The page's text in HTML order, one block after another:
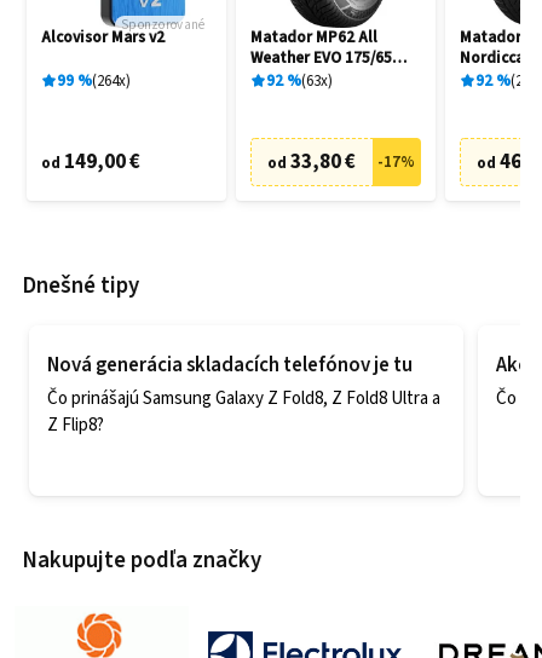
Sponzorované
Alcovisor Mars v2
99% 264x
od 149,00 €
Matador MP62 All
Weather EVO 175/65
R14 82T
92% 63x
od 33,80 € -17%
Matador
Nordicca
91H
92% 241
od
Dnešné tipy
Nová generácia skladacích telefónov je tu
Čo prinášajú Samsung Galaxy Z Fold8, Z Fold8 Ultra a
Z Flip8?
Ako
Čo
Nakupujte podľa značky